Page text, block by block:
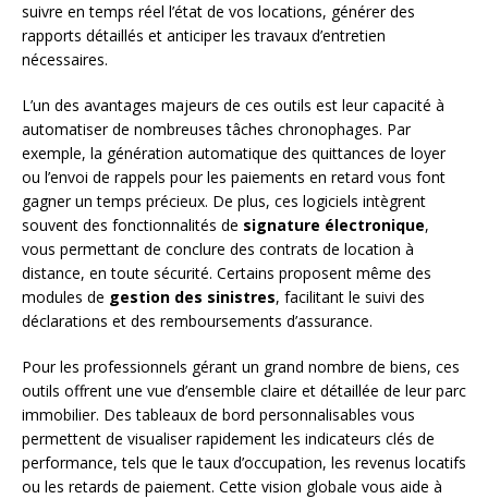
suivre en temps réel l’état de vos locations, générer des
rapports détaillés et anticiper les travaux d’entretien
nécessaires.
L’un des avantages majeurs de ces outils est leur capacité à
automatiser de nombreuses tâches chronophages. Par
exemple, la génération automatique des quittances de loyer
ou l’envoi de rappels pour les paiements en retard vous font
gagner un temps précieux. De plus, ces logiciels intègrent
souvent des fonctionnalités de signature électronique,
vous permettant de conclure des contrats de location à
distance, en toute sécurité. Certains proposent même des
modules de gestion des sinistres, facilitant le suivi des
déclarations et des remboursements d’assurance.
Pour les professionnels gérant un grand nombre de biens, ces
outils offrent une vue d’ensemble claire et détaillée de leur parc
immobilier. Des tableaux de bord personnalisables vous
permettent de visualiser rapidement les indicateurs clés de
performance, tels que le taux d’occupation, les revenus locatifs
ou les retards de paiement. Cette vision globale vous aide à